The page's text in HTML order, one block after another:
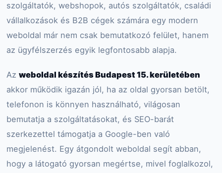
szolgáltatók, webshopok, autós szolgáltatók, családi
vállalkozások és B2B cégek számára egy modern
weboldal már nem csak bemutatkozó felület, hanem
az ügyfélszerzés egyik legfontosabb alapja.
Az weboldal készítés Budapest 15. kerületében
akkor működik igazán jól, ha az oldal gyorsan betölt,
telefonon is könnyen használható, világosan
bemutatja a szolgáltatásokat, és SEO-barát
szerkezettel támogatja a Google-ben való
megjelenést. Egy átgondolt weboldal segít abban,
hogy a látogató gyorsan megértse, mivel foglalkozol,